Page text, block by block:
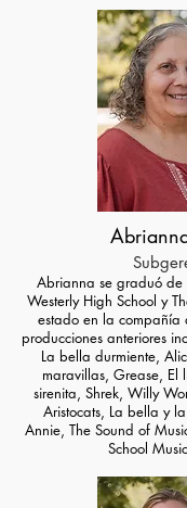
Abrianna se graduó
Westerly High School y
estado en la compañía
producciones anteriores
La bella durmiente,
maravillas, Grease, El
sirenita, Shrek, Willy
Aristocats, La bella y
Annie, The Sound of
School